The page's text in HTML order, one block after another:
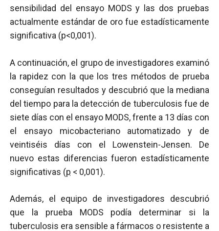
sensibilidad del ensayo MODS y las dos pruebas
actualmente estándar de oro fue estadísticamente
significativa (p<0,001).
A continuación, el grupo de investigadores examinó
la rapidez con la que los tres métodos de prueba
conseguían resultados y descubrió que la mediana
del tiempo para la detección de tuberculosis fue de
siete días con el ensayo MODS, frente a 13 días con
el ensayo micobacteriano automatizado y de
veintiséis días con el Lowenstein-Jensen. De
nuevo estas diferencias fueron estadísticamente
significativas (p < 0,001).
Además, el equipo de investigadores descubrió
que la prueba MODS podía determinar si la
tuberculosis era sensible a fármacos o resistente a